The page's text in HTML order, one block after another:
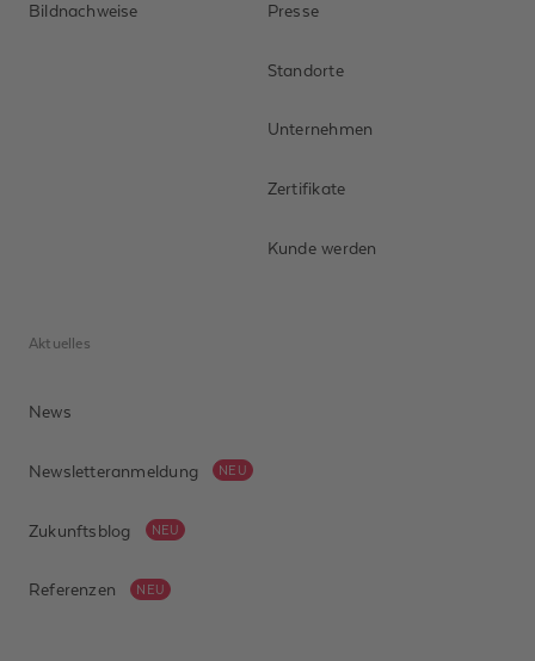
Bildnachweise Presse
Standorte
Unternehmen
Zertifikate
Kunde werden
Aktuelles
News
Newsletteranmeldung NEU
Zukunftsblog NEU
Referenzen NEU